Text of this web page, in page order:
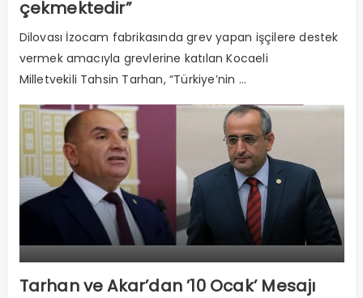
çekmektedir”
Dilovası İzocam fabrikasında grev yapan işçilere destek
vermek amacıyla grevlerine katılan Kocaeli
Milletvekili Tahsin Tarhan, “Türkiye’nin ...
Tarhan ve Akar’dan ’10 Ocak’ Mesajı